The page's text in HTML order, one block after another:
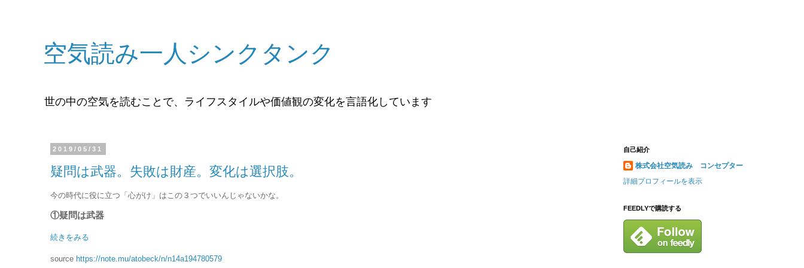
空気読み一人シンクタンク
世の中の空気を読むことで、ライフスタイルや価値観の変化を言語化しています
2019/05/31
疑問は武器。失敗は財産。変化は選択肢。
今の時代に役に立つ「心がけ」はこの３つでいいんじゃないかな。
①疑問は武器
続きをみる
source https://note.mu/atobeck/n/n14a194780579
自己紹介
株式会社空気読み コンセプター
詳細プロフィールを表示
FEEDLYで購読する